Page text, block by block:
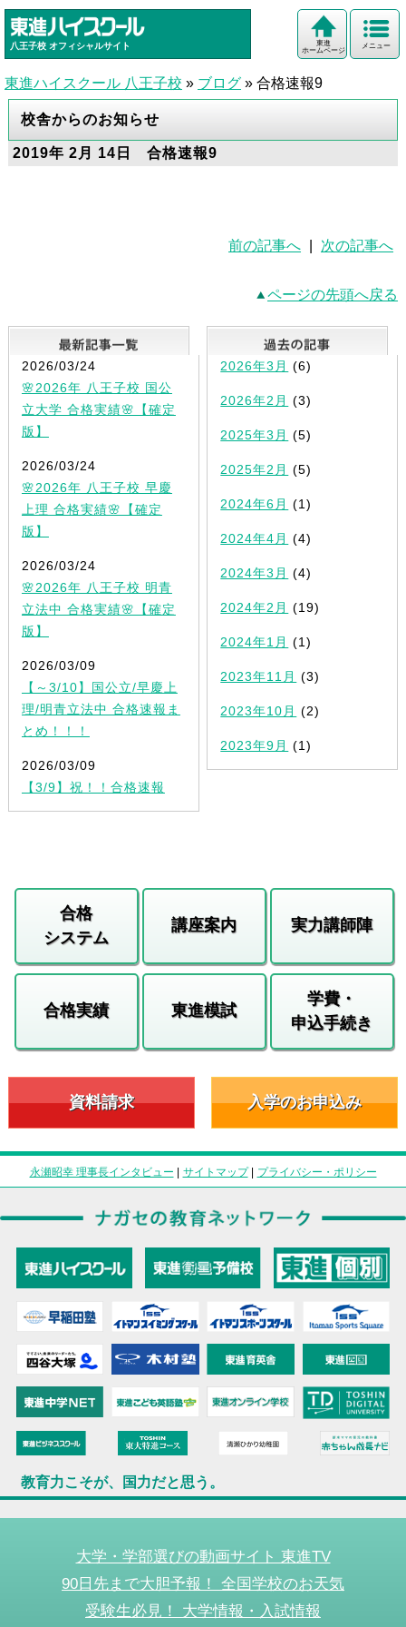
八王子校 オフィシャルサイト メニュー
東進
ホームページ
東進ハイスクール 八王子校 » ブログ » 合格速報9
校舎からのお知らせ
2019年 2月 14日 合格速報9
前の記事へ 次の記事へ
ページの先頭へ戻る
最新記事一覧
2026/03/24
🌸2026年 八王子校 国公
立大学 合格実績🌸【確定
版】
2026/03/24
🌸2026年 八王子校 早慶
上理 合格実績🌸【確定
版】
2026/03/24
🌸2026年 八王子校 明青
立法中 合格実績🌸【確定
版】
2026/03/09
【～3/10】国公立/早慶上
理/明青立法中 合格速報ま
とめ！！！
2026/03/09
【3/9】祝！！合格速報
2026年3月 (6)
2026年2月 (3)
2025年3月 (5)
2025年2月 (5)
2024年6月 (1)
2024年4月 (4)
2024年3月 (4)
2024年2月 (19)
2024年1月 (1)
2023年11月 (3)
2023年10月 (2)
2023年9月 (1)
合格
システム
講座案内 実力講師陣
合格実績 東進模試
学費・
申込手続き
資料請求 入学のお申込み
永瀬昭幸 理事長インタビュー | サイトマップ| プライバシー・ポリシー
教育力こそが、国力だと思う。
大学・学部選びの動画サイト 東進TV
90日先まで大胆予報！ 全国学校のお天気
受験生必見！ 大学情報・入試情報